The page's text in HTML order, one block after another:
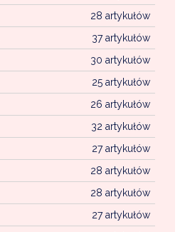
28 artykułów
37 artykułów
30 artykułów
25 artykułów
26 artykułów
32 artykułów
27 artykułów
28 artykułów
28 artykułów
27 artykułów